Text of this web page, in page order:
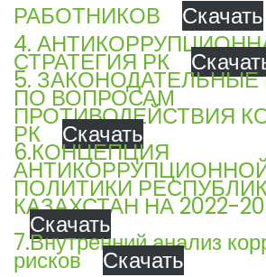
РАБОТНИКОВ
Скачать
4.
СТРАТЕГИЯ РК
5.
ПО ВОПРОСАМ
ПРОТИВОДЕЙСТВИЯ
РК Скачать
6.КОНЦЕПЦИЯ
ПОЛИТИКИ
КАЗАХСТАН НА 2022-
Скачать
7.Внутренний анализ
рисков Скачать